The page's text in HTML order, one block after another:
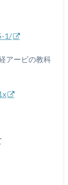
1/
アービの教科